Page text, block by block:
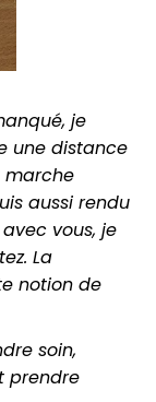
je
une distance
marche
aussi rendu
vous, je
La
notion de
soin,
prendre